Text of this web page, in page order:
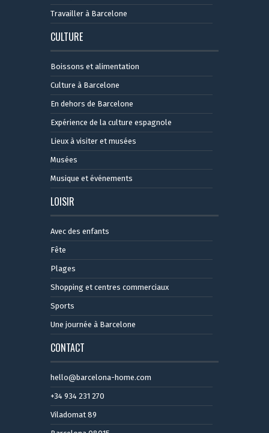
Travailler à Barcelone
CULTURE
Boissons et alimentation
Culture à Barcelone
En dehors de Barcelone
Expérience de la culture espagnole
Lieux à visiter et musées
Musées
Musique et événements
LOISIR
Avec des enfants
Fête
Plages
Shopping et centres commerciaux
Sports
Une journée à Barcelone
CONTACT
hello@barcelona-home.com
+34 934 231 270
Viladomat 89